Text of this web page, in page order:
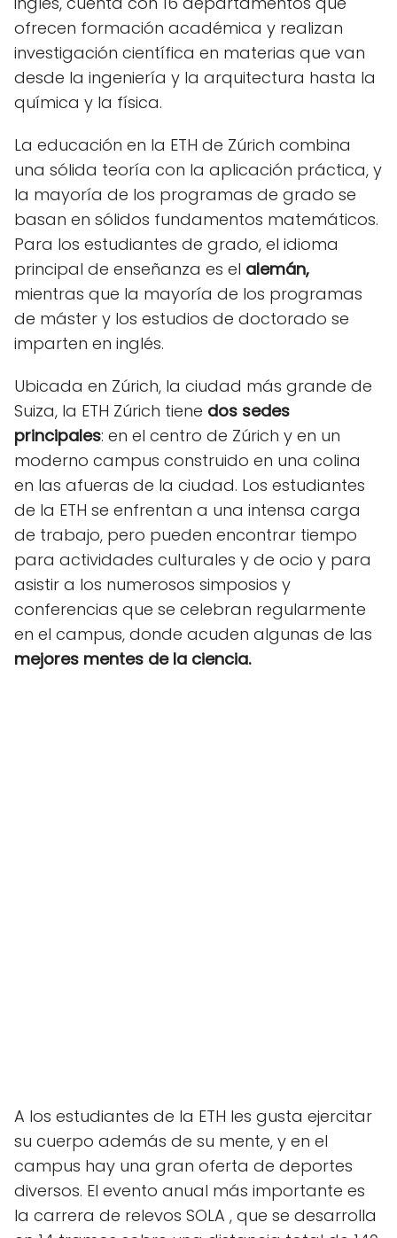
ofrecen formación académica y realizan
investigación científica en materias que van
desde la ingeniería y la arquitectura hasta la
química y la física.
La educación en la ETH de Zúrich combina
una sólida teoría con la aplicación práctica, y
la mayoría de los programas de grado se
basan en sólidos fundamentos matemáticos.
Para los estudiantes de grado, el idioma
principal de enseñanza es el alemán,
mientras que la mayoría de los programas
de máster y los estudios de doctorado se
imparten en inglés.
Ubicada en Zúrich, la ciudad más grande de
Suiza, la ETH Zúrich tiene dos sedes
principales: en el centro de Zúrich y en un
moderno campus construido en una colina
en las afueras de la ciudad. Los estudiantes
de la ETH se enfrentan a una intensa carga
de trabajo, pero pueden encontrar tiempo
para actividades culturales y de ocio y para
asistir a los numerosos simposios y
conferencias que se celebran regularmente
en el campus, donde acuden algunas de las
mejores mentes de la ciencia.
A los estudiantes de la ETH les gusta ejercitar
su cuerpo además de su mente, y en el
campus hay una gran oferta de deportes
diversos. El evento anual más importante es
la carrera de relevos SOLA , que se desarrolla